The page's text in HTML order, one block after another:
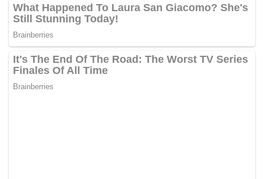
masih diarahkan tutup iaitu tujuh di Sabah dan masing-
masing satu di Pulau Pinang dan Pahang.
Di Sabah pula, beliau berkata sebanyak 2,200 kes
direkodkan hari ini, meningkat daripada 2,195 kes
semalam melibatkan Kota Kinabalu, Beaufort, Sandakan,
Tawau dan Penampang.